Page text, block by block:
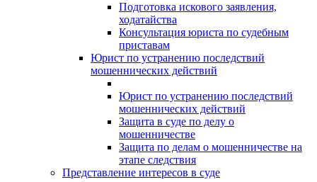
Подготовка искового заявления,
ходатайства
Консультация юриста по судебным
приставам
Юрист по устранению последствий
мошеннических действий
Юрист по устранению последствий
мошеннических действий
Защита в суде по делу о
мошенничестве
Защита по делам о мошенничестве на
этапе следствия
Представление интересов в суде